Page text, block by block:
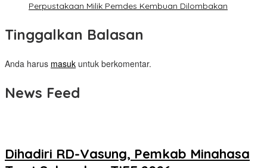
Perpustakaan Milik Pemdes Kembuan Dilombakan
Tinggalkan Balasan
Anda harus masuk untuk berkomentar.
News Feed
Dihadiri RD-Vasung, Pemkab Minahasa